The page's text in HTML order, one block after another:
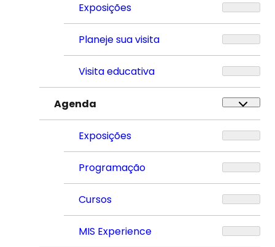
Exposições
Planeje sua visita
Visita educativa
Agenda
Exposições
Programação
Cursos
MIS Experience